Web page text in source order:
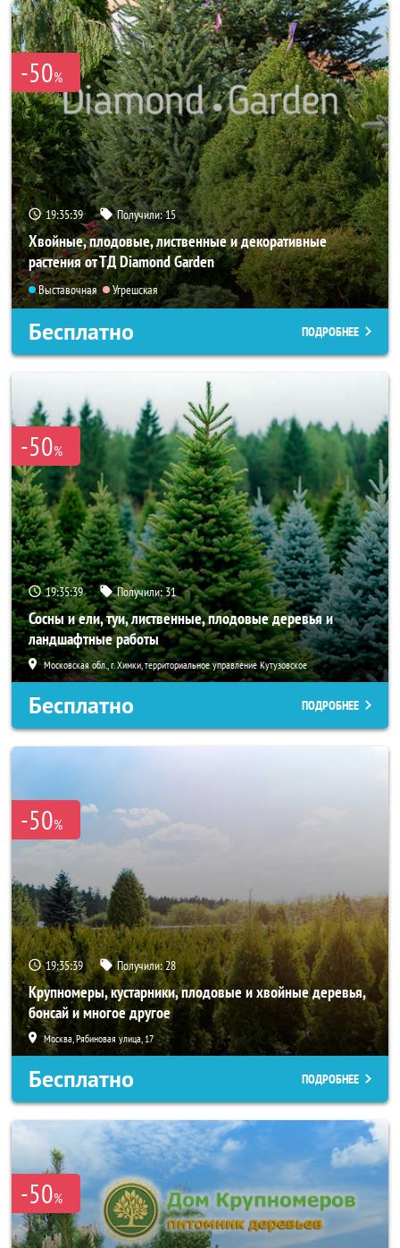
-50%
19:35:37 Получили:15
Хвойные, плодовые, лиственные и декоративные
растения от ТД Diamond Garden
Выставочная Угрешская
Бесплатно ПОДРОБНЕЕ
-50%
19:35:37 Получили:31
Сосны и ели, туи, лиственные, плодовые деревья и
ландшафтные работы
Московская обл., г. Химки, территориальное управление Кутузовское
Бесплатно ПОДРОБНЕЕ
-50%
19:35:37 Получили:28
Крупномеры, кустарники, плодовые и хвойные деревья,
бонсай и многое другое
Москва, Рябиновая улица, 17
Бесплатно ПОДРОБНЕЕ
-50%